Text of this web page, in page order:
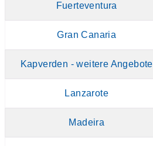
Fuerteventura
Gran Canaria
Kapverden - weitere Angebote
Lanzarote
Madeira